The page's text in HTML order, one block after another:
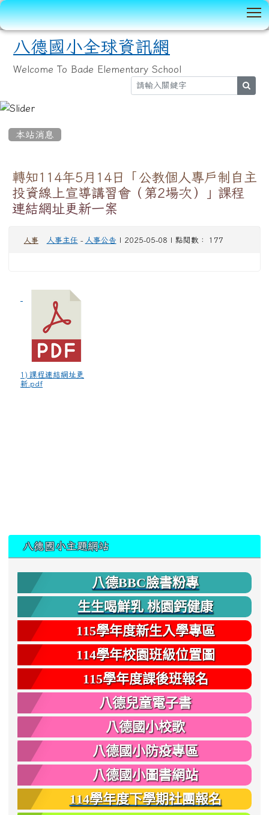
八德國小全球資訊網
Welcome To Bade Elementary School
本站消息
轉知114年5月14日「公教個人專戶制自主
投資線上宣導講習會（第2場次）」課程
連結網址更新一案
人事 人事主任 - 人事公告 | 2025-05-08 | 點閱數： 177
1) 課程連結網址更
新.pdf
八德國小主題網站
八德BBC臉書粉專
生生喝鮮乳 桃園鈣健康
115學年度新生入學專區
114學年校園班級位置圖
115學年度課後班報名
八德兒童電子書
八德國小校歌
八德國小防疫專區
八德國小圖書網站
114學年度下學期社團報名